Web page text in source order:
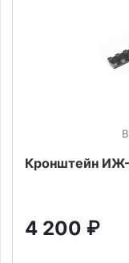
Кронштейн ИЖ-
4 200 ₽